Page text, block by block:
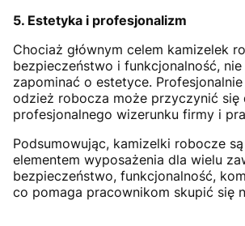
5. Estetyka i profesjonalizm
Chociaż głównym celem kamizelek
bezpieczeństwo i funkcjonalność, nie
zapominać o estetyce.
odzież robocza może przyczynić się
profesjonalnego wizerunku firmy i
Podsumowując, kamizelki robocze
elementem wyposażenia dla wielu
bezpieczeństwo, funkcjonalność,
co pomaga pracownikom skupić się